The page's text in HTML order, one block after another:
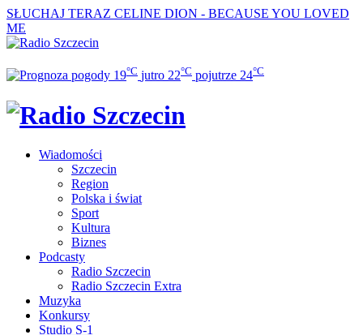
SŁUCHAJ TERAZ CELINE DION - BECAUSE YOU LOVED
ME
19°C jutro 22°C pojutrze 24°C
Wiadomości
Szczecin
Region
Polska i świat
Sport
Kultura
Biznes
Podcasty
Radio Szczecin
Radio Szczecin Extra
Muzyka
Konkursy
Studio S-1